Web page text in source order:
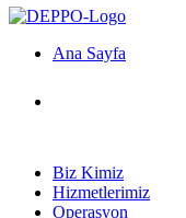
Ana Sayfa
Biz Kimiz
Hizmetlerimiz
Operasyon